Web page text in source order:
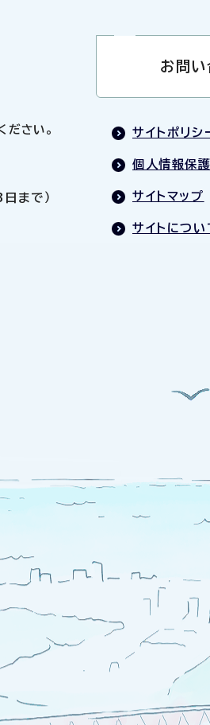
さい。
まで）
お問い
サイトポリシ
個人情報保
サイトマップ
サイトについ